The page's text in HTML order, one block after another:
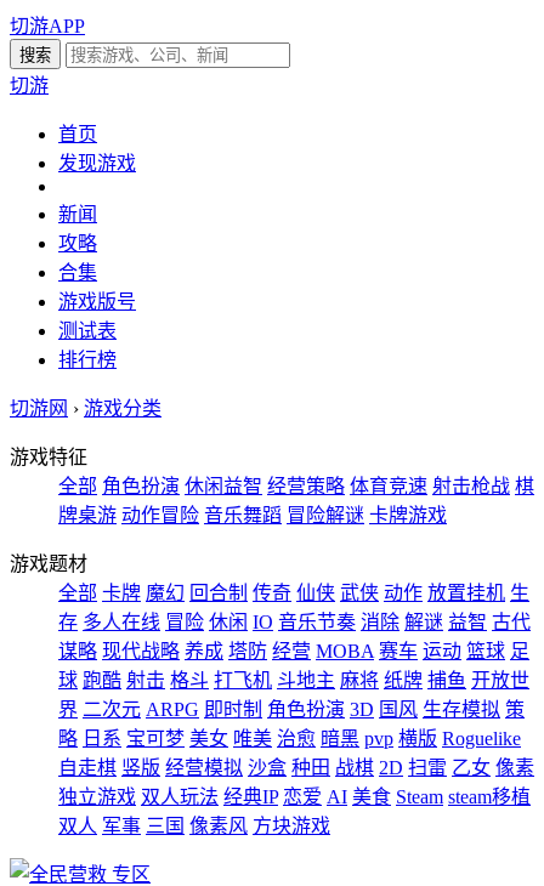
切游APP
切游
首页
发现游戏
新闻
攻略
合集
游戏版号
测试表
排行榜
切游网 › 游戏分类
游戏特征
全部 角色扮演 休闲益智 经营策略 体育竞速 射击枪战 棋
牌桌游 动作冒险 音乐舞蹈 冒险解谜 卡牌游戏
游戏题材
全部 卡牌 魔幻 回合制 传奇 仙侠 武侠 动作 放置挂机 生
存 多人在线 冒险 休闲 IO 音乐节奏 消除 解谜 益智 古代
谋略 现代战略 养成 塔防 经营 MOBA 赛车 运动 篮球 足
球 跑酷 射击 格斗 打飞机 斗地主 麻将 纸牌 捕鱼 开放世
界 二次元 ARPG 即时制 角色扮演 3D 国风 生存模拟 策
略 日系 宝可梦 美女 唯美 治愈 暗黑 pvp 横版 Roguelike
自走棋 竖版 经营模拟 沙盒 种田 战棋 2D 扫雷 乙女 像素
独立游戏 双人玩法 经典IP 恋爱 AI 美食 Steam steam移植
双人 军事 三国 像素风 方块游戏
专区